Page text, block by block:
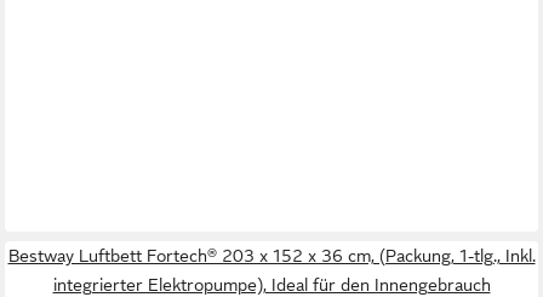
Bestway Luftbett Fortech® 203 x 152 x 36 cm, (Packung, 1-tlg., Inkl.
integrierter Elektropumpe), Ideal für den Innengebrauch